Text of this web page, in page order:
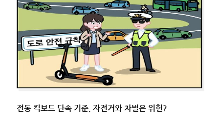
전동 킥보드 단속 기준, 자전거와 차별은 위헌?